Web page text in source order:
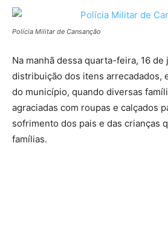
Polícia Militar de Cansanção
Na manhã dessa quarta-feira, 16
distribuição dos itens arrecadados,
do município, quando diversas
agraciadas com roupas e calçados
sofrimento dos pais e das crianças
famílias.